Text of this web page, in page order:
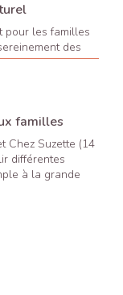
pour les familles
des
familles
Chez Suzette (14
différentes
à la grande